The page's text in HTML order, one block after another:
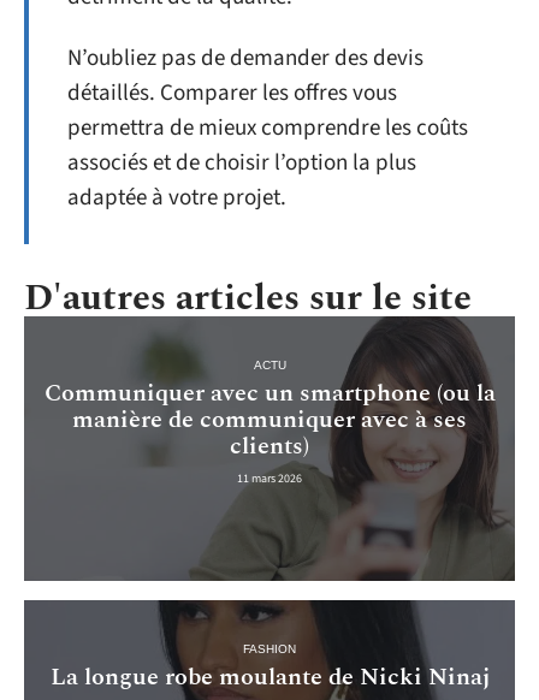
N’oubliez pas de demander des devis
détaillés. Comparer les offres vous
permettra de mieux comprendre les coûts
associés et de choisir l’option la plus
adaptée à votre projet.
D'autres articles sur le site
ACTU
Communiquer avec un smartphone (ou la
manière de communiquer avec à ses
clients)
11 mars 2026
FASHION
La longue robe moulante de Nicki Ninaj